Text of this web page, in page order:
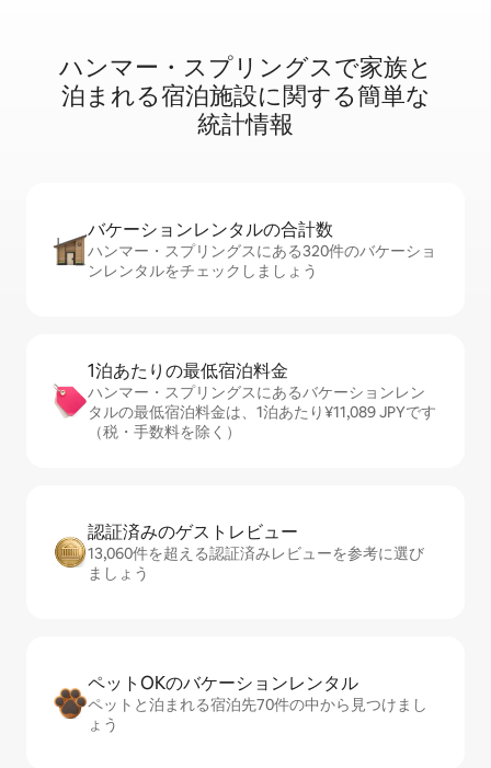
ハンマー・スプリングスで家⁠族⁠と
泊⁠ま⁠れ⁠る宿⁠泊⁠施⁠設⁠に関⁠す⁠る簡⁠単⁠な
統⁠計⁠情⁠報
バケーションレ⁠ン⁠タ⁠ル⁠の合⁠計⁠数
ハンマー・スプリングスにある320件のバケーショ
ンレンタルをチェックしましょう
1泊あたりの最⁠低⁠宿⁠泊⁠料⁠金
ハンマー・スプリングスにあるバケーションレン
タルの最低宿泊料金は、1泊あたり¥11,089 JPYです
（税・手数料を除く）
認証済みのゲ⁠ス⁠ト⁠レ⁠ビ⁠ュ⁠ー
13,060件を超える認証済みレビューを参考に選び
ましょう
ペットOKのバ⁠ケ⁠ー⁠シ⁠ョ⁠ンレ⁠ン⁠タ⁠ル
ペットと泊まれる宿泊先70件の中から見つけまし
ょう